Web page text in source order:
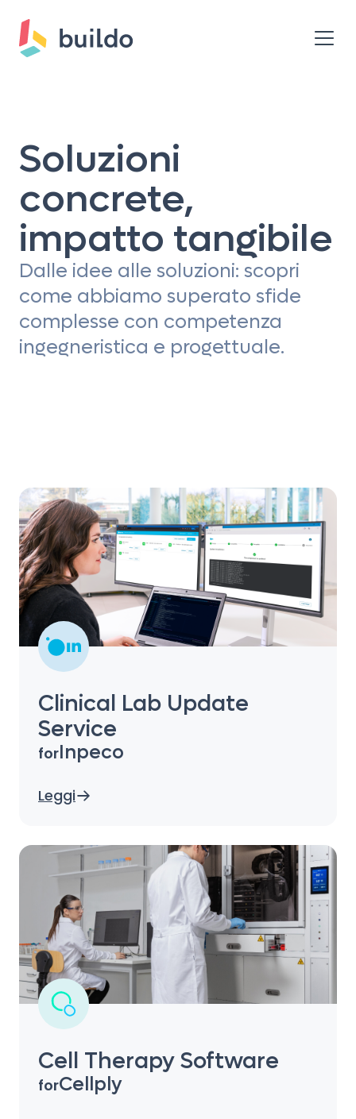
Soluzioni
concrete,
impatto tangibile
Dalle idee alle soluzioni: scopri
come abbiamo superato sfide
complesse con competenza
ingegneristica e progettuale.
Clinical Lab Update
Service
forInpeco
Leggi
Cell Therapy Software
forCellply